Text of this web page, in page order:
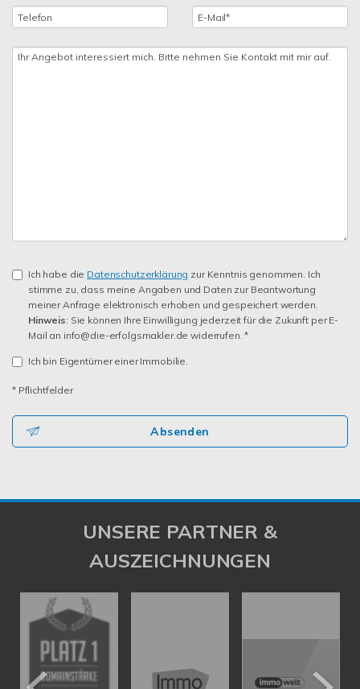
Ich habe die Datenschutzerklärung zur Kenntnis genommen. Ich
stimme zu, dass meine Angaben und Daten zur Beantwortung
meiner Anfrage elektronisch erhoben und gespeichert werden.
Hinweis: Sie können Ihre Einwilligung jederzeit für die Zukunft per E-
Mail an info@die-erfolgsmakler.de widerrufen. *
Ich bin Eigentümer einer Immobilie.
* Pflichtfelder
Absenden
UNSERE PARTNER &
AUSZEICHNUNGEN